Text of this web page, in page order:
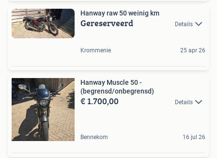
Hanway raw 50 weinig km
Gereserveerd Details
Krommenie 25 apr 26
Hanway Muscle 50 -
(begrensd/onbegrensd)
€ 1.700,00 Details
Bennekom 16 jul 26